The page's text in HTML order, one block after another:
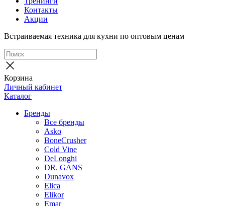
Контакты
Акции
Встраиваемая техника для кухни по оптовым ценам
Корзина
Личный кабинет
Каталог
Бренды
Все бренды
Asko
BoneCrusher
Cold Vine
DeLonghi
DR. GANS
Dunavox
Elica
Elikor
Emar